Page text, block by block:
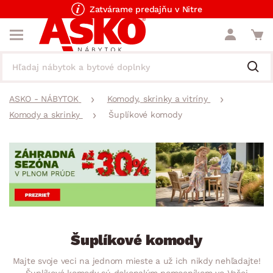
Zatvárame predajňu v Nitre
ASKO - NÁBYTOK
Komody, skrinky a vitríny
Komody a skrinky
Šuplíkové komody
Šuplíkové komody
Majte svoje veci na jednom mieste a už ich nikdy nehľadajte!